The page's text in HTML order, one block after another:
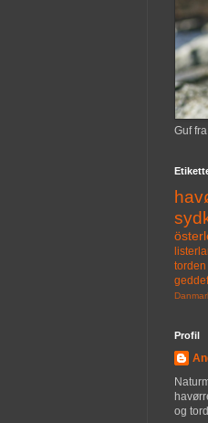
Guf
torden
Profil
og